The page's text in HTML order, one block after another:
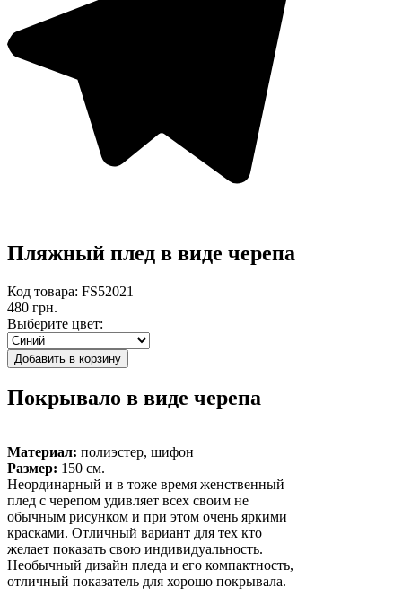
Пляжный плед в виде черепа
Код товара: FS52021
480 грн.
Выберите цвет:
Покрывало в виде черепа
Материал: полиэстер, шифон
Размер: 150 см.
Неординарный и в тоже время женственный
плед с черепом удивляет всех своим не
обычным рисунком и при этом очень яркими
красками. Отличный вариант для тех кто
желает показать свою индивидуальность.
Необычный дизайн пледа и его компактность,
отличный показатель для хорошо покрывала.